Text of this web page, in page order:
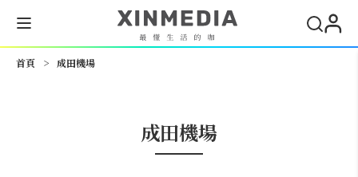
首頁 > 成田機場
成田機場